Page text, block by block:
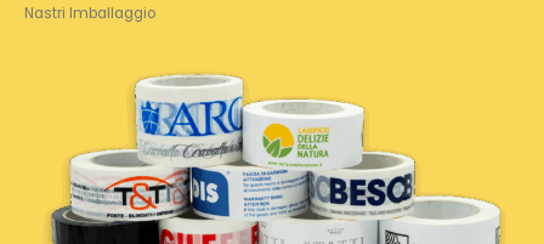
Nastri Imballaggio